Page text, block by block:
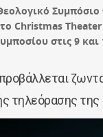
Christmas
στις 9
τηλεόρασης